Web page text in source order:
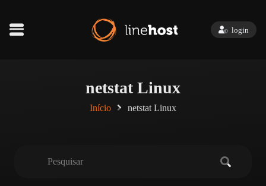
login
netstat Linux
Início netstat Linux